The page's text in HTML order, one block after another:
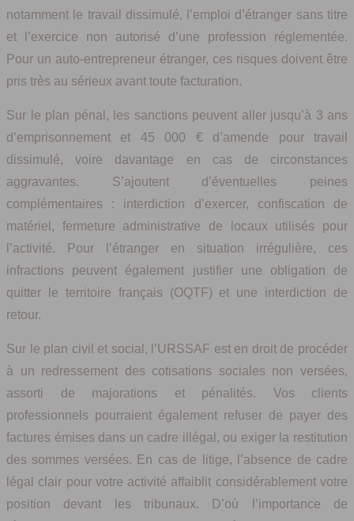
notamment le travail dissimulé, l’emploi d’étranger sans titre
et l’exercice non autorisé d’une profession réglementée.
Pour un auto-entrepreneur étranger, ces risques doivent être
pris très au sérieux avant toute facturation.
Sur le plan pénal, les sanctions peuvent aller jusqu’à 3 ans
d’emprisonnement et 45 000 € d’amende pour travail
dissimulé, voire davantage en cas de circonstances
aggravantes. S’ajoutent d’éventuelles peines
complémentaires : interdiction d’exercer, confiscation de
matériel, fermeture administrative de locaux utilisés pour
l’activité. Pour l’étranger en situation irrégulière, ces
infractions peuvent également justifier une obligation de
quitter le territoire français (OQTF) et une interdiction de
retour.
Sur le plan civil et social, l’URSSAF est en droit de procéder
à un redressement des cotisations sociales non versées,
assorti de majorations et pénalités. Vos clients
professionnels pourraient également refuser de payer des
factures émises dans un cadre illégal, ou exiger la restitution
des sommes versées. En cas de litige, l’absence de cadre
légal clair pour votre activité affaiblit considérablement votre
position devant les tribunaux. D’où l’importance de